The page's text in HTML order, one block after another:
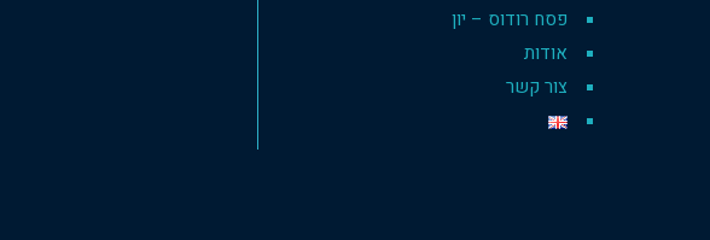
פסח רודוס – יון
אודות
צור קשר